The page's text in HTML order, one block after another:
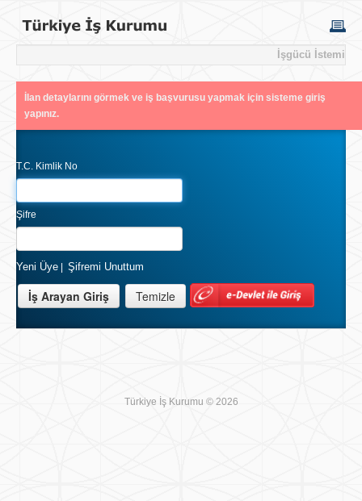
İşgücü İstemi
İlan detaylarını görmek ve iş başvurusu yapmak için sisteme giriş
yapınız.
T.C. Kimlik No
Şifre
Yeni Üye Şifremi Unuttum
Türkiye İş Kurumu © 2026